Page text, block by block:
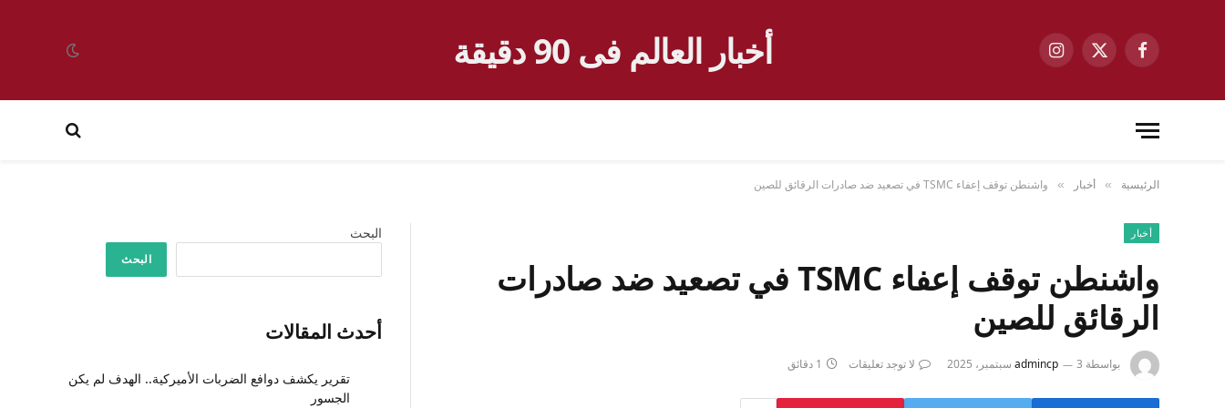
فيسبوكX
الانستغرام أخبار العالم فى 90 دقيقة
الرئيسية » أخبار » واشنطن توقف إعفاء TSMC في تصعيد ضد صادرات الرقائق للصين
أخبار
واشنطن توقف إعفاء TSMC في تصعيد ضد صادرات
الرقائق للصين
بواسطة admincp 3 سبتمبر، 2025 لا توجد تعليقات 1 دقائق
البحث
البحث
أحدث المقالات
تقرير يكشف دوافع الضربات الأميركية.. الهدف لم يكن
الجسور